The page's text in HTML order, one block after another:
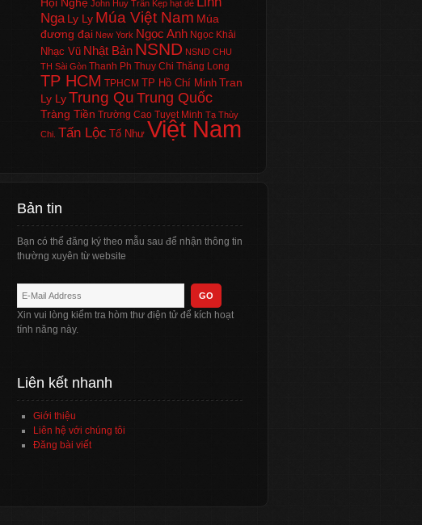
John Huy Trần Kẹp hạt dẻ
Nga Ly Ly Múa Việt Nam Múa
đương đại New York Ngọc Anh Ngọc Khải
Nhạc Vũ Nhật Bản NSND NSND CHU
TH Sài Gòn Thanh Ph Thuy Chi Thăng Long
TP HCM TPHCM TP Hồ Chí Minh Tran
Ly LyTrung Qu Trung Quốc
Tràng Tiền Trường Cao Tuyet Minh Tạ Thùy
Chi. Tấn Lộc Tố Như Việt Nam
Bản tin
Bạn có thể đăng ký theo mẫu sau để nhận thông tin
thường xuyên từ website
Xin vui lòng kiểm tra hòm thư điện tử để kích hoạt
tính năng này.
Liên kết nhanh
Giới thiệu
Liên hệ với chúng tôi
Đăng bài viết